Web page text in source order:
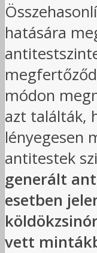
hatására
módon
azt találták,
lényegesen
antitestek
generált
esetben
vett